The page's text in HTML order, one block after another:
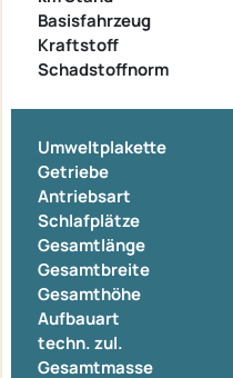
Basisfahrzeug
Kraftstoff
Schadstoffnorm
Umweltplakette
Getriebe
Antriebsart
Schlafplätze
Gesamtlänge
Gesamtbreite
Gesamthöhe
Aufbauart
techn. zul.
Gesamtmasse